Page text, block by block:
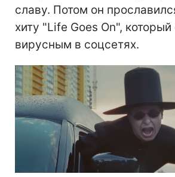
славу. Потом он
хиту "Life Goes On", который
вирусным в соцсетях.